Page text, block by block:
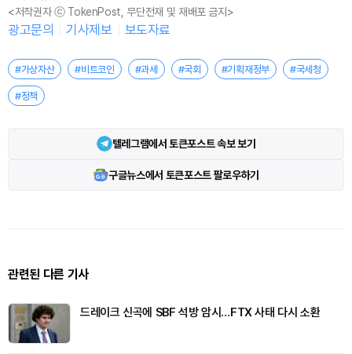
<저작권자 ⓒ TokenPost, 무단전재 및 재배포 금지>
광고문의 기사제보 보도자료
#가상자산 #비트코인 #과세 #국회 #기획재정부 #국세청
#정책
텔레그램에서 토큰포스트 속보 보기
구글뉴스에서 토큰포스트 팔로우하기
관련된 다른 기사
드레이크 신곡에 SBF 석방 암시…FTX 사태 다시 소환